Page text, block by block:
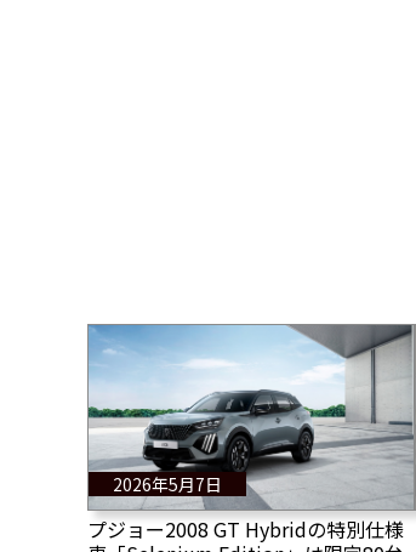
2026年5月7日
プジョー2008 GT Hybridの特別仕様